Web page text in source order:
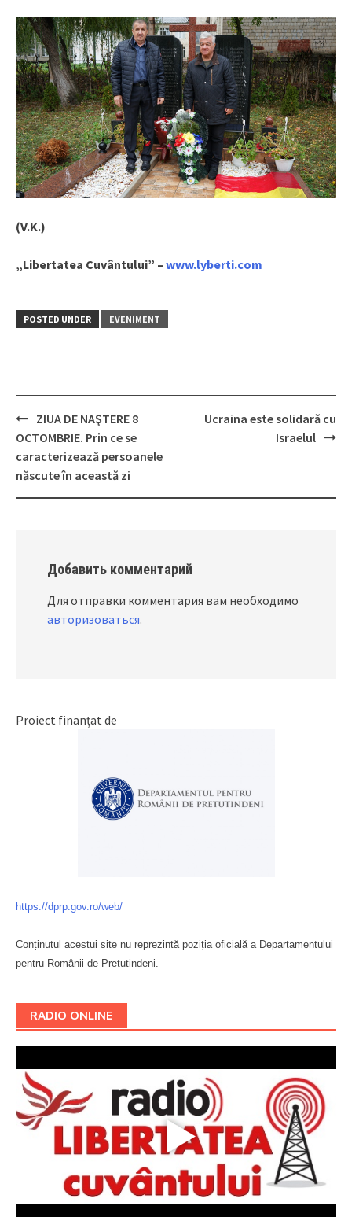
(V.K.)
„Libertatea Cuvântului” – www.lyberti.com
POSTED UNDER EVENIMENT
Post
navigation
ZIUA DE NAŞTERE 8
OCTOMBRIE. Prin ce se
caracterizează persoanele
născute în această zi
Ucraina este solidară cu
Israelul
Добавить комментарий
Для отправки комментария вам необходимо
авторизоваться.
Proiect finanțat de
https://dprp.gov.ro/web/
Conținutul acestui site nu reprezintă poziția oficială a Departamentului
pentru Românii de Pretutindeni.
RADIO ONLINE